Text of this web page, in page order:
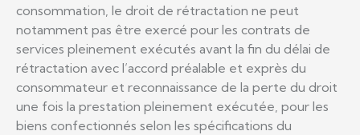
consommation, le droit de rétractation ne peut
notamment pas être exercé pour les contrats de
services pleinement exécutés avant la fin du délai de
rétractation avec l’accord préalable et exprès du
consommateur et reconnaissance de la perte du droit
une fois la prestation pleinement exécutée, pour les
biens confectionnés selon les spécifications du